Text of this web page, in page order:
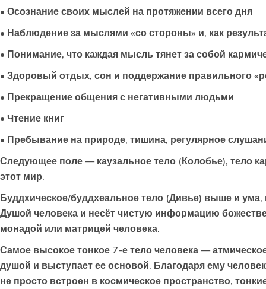
• Осознание своих мыслей на протяжении всего дня
• Наблюдение за мыслями «со стороны» и, как
• Понимание, что каждая мысль тянет за собой
• Здоровый отдых, сон и поддержание правильного
• Прекращение общения с негативными людьми
• Чтение книг
• Пребывание на природе, тишина, регулярное
Следующее поле — каузальное тело (Колобье), тело
этот мир.
Буддхическое/буддхеальное тело (Дивье) выше и ума,
Душой человека и несёт чистую информацию
монадой или матрицей человека.
Самое высокое тонкое 7-е тело человека —
душой и выступает ее основой. Благодаря ему
не просто встроен в космическое пространство,